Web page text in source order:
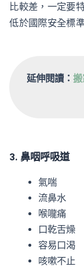
比較差，一定要
低於國際安全標
延伸閱讀：
3. 鼻咽呼吸道
氣喘
流鼻水
喉嚨痛
口乾舌燥
容易口渴
咳嗽不止